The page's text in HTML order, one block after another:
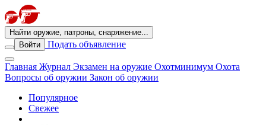
Найти оружие, патроны, снаряжение...
Войти
Подать объявление
Главная Журнал Экзамен на оружие Охотминимум Охота
Вопросы об оружии Закон об оружии
Популярное
Свежее